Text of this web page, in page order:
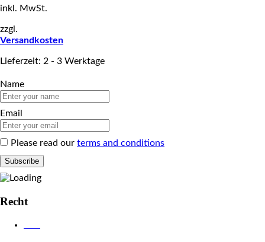
inkl. MwSt.
zzgl.
Versandkosten
Lieferzeit: 2 - 3 Werktage
Name
Email
Please read our terms and conditions
Recht